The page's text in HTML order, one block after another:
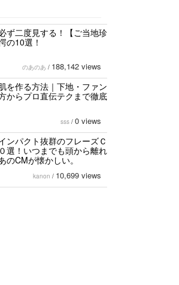
ず二度見する！【ご当地珍
の10選！
のあのあ / 188,142 views
を作る方法｜下地・ファン
からプロ直伝テクまで徹底
sss / 0 views
ンパクト抜群のフレーズＣ
選！いつまでも頭から離れ
のCMが懐かしい。
kanon / 10,699 views